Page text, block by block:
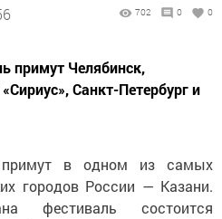
702 0 0
примут Челябинск,
Санкт-Петербург и
в одном из самых
городов России — Казани.
фестиваль состоится